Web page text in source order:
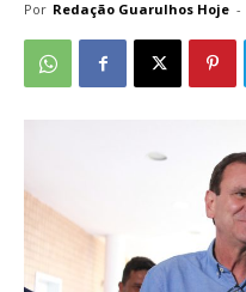
Por Redação Guarulhos Hoje -